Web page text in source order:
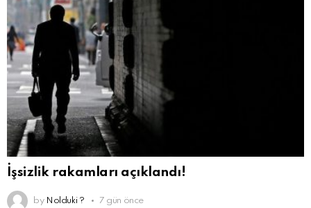
İşsizlik rakamları açıklandı!
by Nolduki ? 7 gün önce